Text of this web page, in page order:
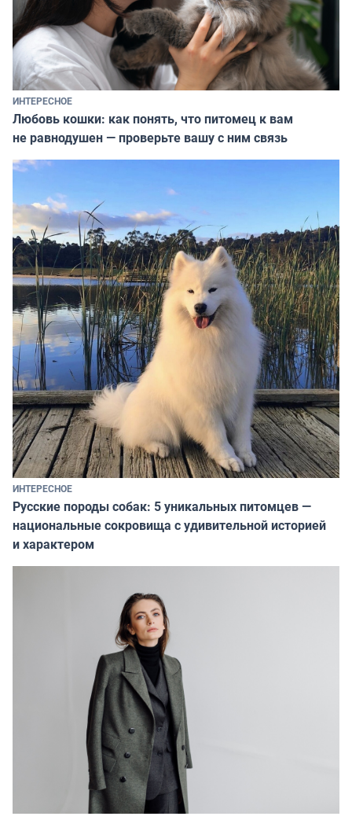
ИНТЕРЕСНОЕ
Любовь кошки: как понять, что питомец к вам
не равнодушен — проверьте вашу с ним связь
ИНТЕРЕСНОЕ
Русские породы собак: 5 уникальных питомцев —
национальные сокровища с удивительной историей
и характером